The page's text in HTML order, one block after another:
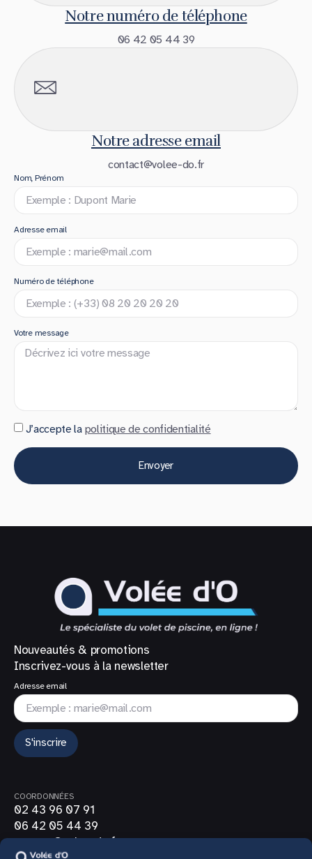
Nom, Prénom
Adresse email
Numéro de téléphone
Votre message
J’accepte la politique de confidentialité
Envoyer
Notre numéro de téléphone
06 42 05 44 39
Notre adresse email
contact@volee-do.fr
Nouveautés & promotions
Inscrivez-vous à la newsletter
Adresse email
S'inscrire
COORDONNÉES
02 43 96 07 91
06 42 05 44 39
contact@volee-do.fr
SUIVEZ-NOUS